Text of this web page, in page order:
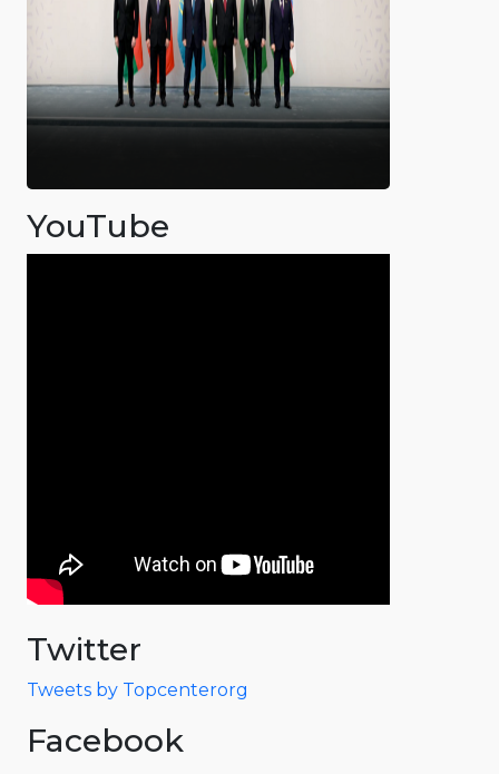
YouTube
Twitter
Tweets by Topcenterorg
Facebook